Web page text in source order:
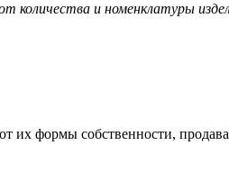
количества и номенклатуры
их формы собственности,